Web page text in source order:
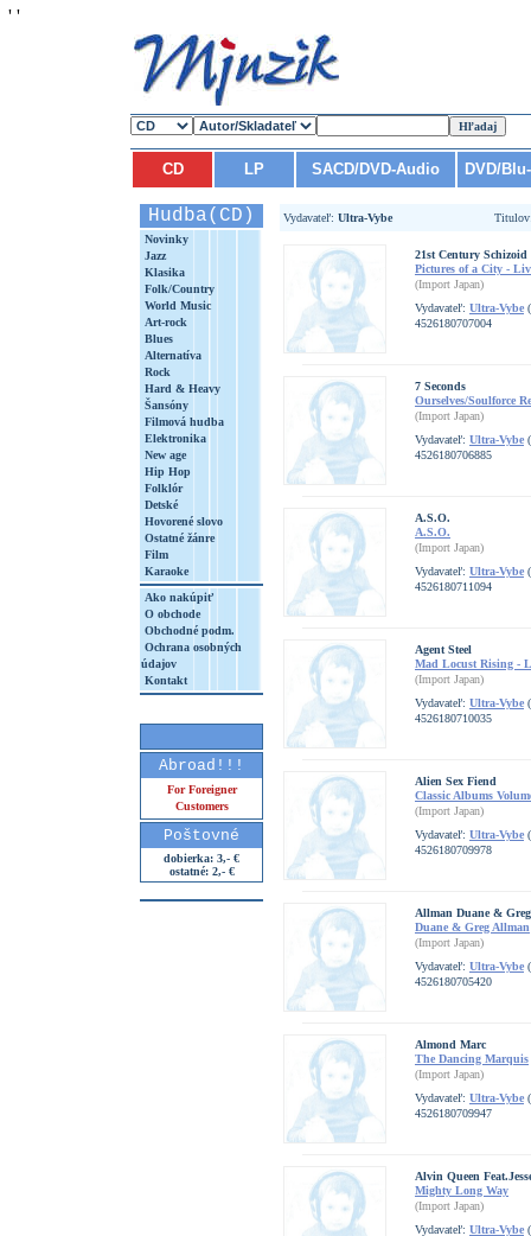
' '
CD LP SACD/DVD-Audio DVD/
Hudba(CD)
Novinky
Jazz
Klasika
Folk/Country
World Music
Art-rock
Blues
Alternatíva
Rock
Hard & Heavy
Šansóny
Filmová hudba
Elektronika
New age
Hip Hop
Folklór
Detské
Hovorené slovo
Ostatné žánre
Film
Karaoke
Ako nakúpiť
O obchode
Obchodné podm.
Ochrana osobných
údajov
Kontakt
Abroad!!!
For Foreigner
Customers
Poštovné
dobierka: 3,- €
ostatné: 2,- €
Vydavateľ: Ultra-Vybe
21st Century Schizoid
Pictures of a City -
(Import Japan)
Vydavateľ: Ultra-Vybe
4526180707004
7 Seconds
Ourselves/Soulforce
(Import Japan)
Vydavateľ: Ultra-Vybe
4526180706885
A.S.O.
A.S.O.
(Import Japan)
Vydavateľ: Ultra-Vybe
4526180711094
Agent Steel
Mad Locust Rising -
(Import Japan)
Vydavateľ: Ultra-Vybe
4526180710035
Alien Sex Fiend
Classic Albums
(Import Japan)
Vydavateľ: Ultra-Vybe
4526180709978
Allman Duane &
Duane & Greg Allman
(Import Japan)
Vydavateľ: Ultra-Vybe
4526180705420
Almond Marc
The Dancing Marquis
(Import Japan)
Vydavateľ: Ultra-Vybe
4526180709947
Alvin Queen
Mighty Long Way
(Import Japan)
Vydavateľ: Ultra-Vybe